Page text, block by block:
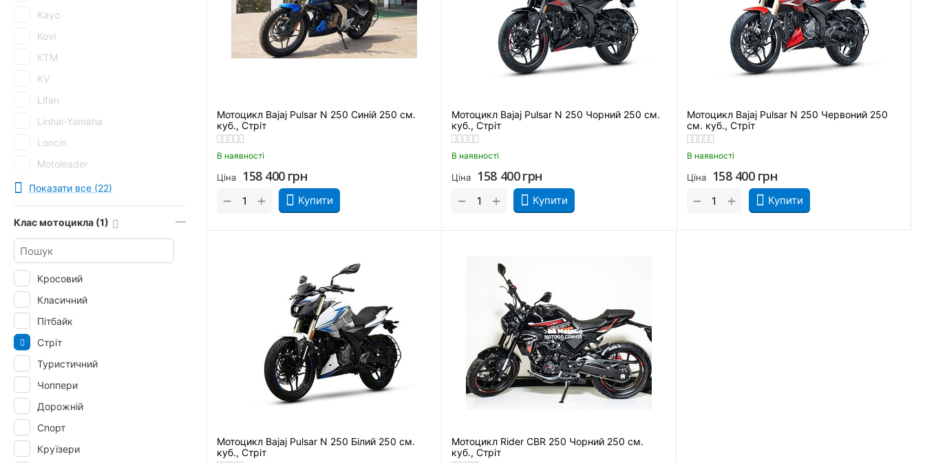
Мотоцикл Bajaj Pulsar N 250 Синій 250 см.
куб., Стріт
В наявності
Ціна 158 400 грн
Купити
+
−
Мотоцикл Bajaj Pulsar N 250 Чорний 250 см.
куб., Стріт
В наявності
Ціна 158 400 грн
Купити
+
−
Мотоцикл Bajaj Pulsar N 250 Червоний 250
см. куб., Стріт
В наявності
Ціна 158 400 грн
Купити
+
−
Мотоцикл Bajaj Pulsar N 250 Білий 250 см.
куб., Стріт
Мотоцикл Rider CBR 250 Чорний 250 см.
куб., Стріт
Kayo
Kovi
KTM
KV
Lifan
Linhai-Yamaha
Loncin
Motoleader
Musstang
Qingqi
RIDER
Senke
Показати все (22)
Клас мотоцикла (1)
Кросовий
Класичний
Пітбайк
Стріт
Туристичний
Чоппери
Дорожній
Спорт
Круїзери